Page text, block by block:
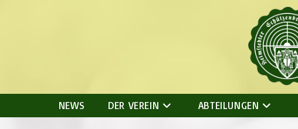
NEWS DER VEREIN ABTEILUNGEN